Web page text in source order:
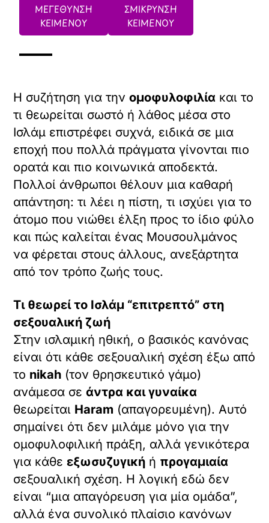
ΜΕΓΕΘΥΝΣΗ
ΚΕΙΜΕΝΟΥ
ΣΜΙΚΡΥΝΣΗ
ΚΕΙΜΕΝΟΥ
Η συζήτηση για τηνομοφυλοφιλία και το
τι θεωρείται σωστό ή λάθος μέσα στο
Ισλάμ επιστρέφει συχνά, ειδικά σε μια
εποχή που πολλά πράγματα γίνονται πιο
ορατά και πιο κοινωνικά αποδεκτά.
Πολλοί άνθρωποι θέλουν μια καθαρή
απάντηση: τι λέει η πίστη, τι ισχύει για το
άτομο που νιώθει έλξη προς το ίδιο φύλο
και πώς καλείται ένας Μουσουλμάνος
να φέρεται στους άλλους, ανεξάρτητα
από τον τρόπο ζωής τους.
Τι θεωρεί το Ισλάμ “επιτρεπτό” στη
σεξουαλική ζωή
Στην ισλαμική ηθική, ο βασικός κανόνας
είναι ότι κάθε σεξουαλική σχέση έξω από
το nikah (τον θρησκευτικό γάμο)
ανάμεσα σεάντρα και γυναίκα
θεωρείται Haram (απαγορευμένη). Αυτό
σημαίνει ότι δεν μιλάμε μόνο για την
ομοφυλοφιλική πράξη, αλλά γενικότερα
για κάθεεξωσυζυγική ή προγαμιαία
σεξουαλική σχέση. Η λογική εδώ δεν
είναι “μια απαγόρευση για μία ομάδα”,
αλλά ένα συνολικό πλαίσιο κανόνων